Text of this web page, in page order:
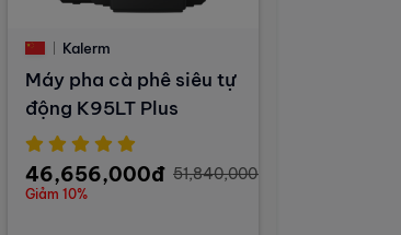
Kalerm
Máy pha cà phê siêu tự
động K95LT Plus
46,656,000đ 51,840,000đ
Giảm 10%